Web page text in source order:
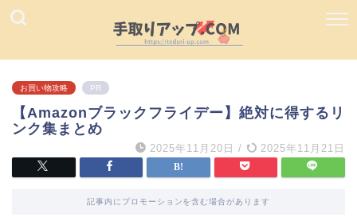
お買い物攻略 PR
【Amazonブラックフライデー】絶対に得するリ
ンク集まとめ
2025年11月20日 / 2025年11月21日
記事内にプロモーションを含む場合があります